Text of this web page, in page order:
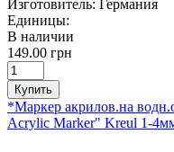
Изготовитель: Германия
Единицы:
В наличии
149.00 грн
Купить
*Маркер акрилов.на
Acrylic Marker" Kreul